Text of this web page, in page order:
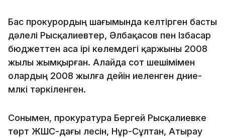
Бас прокурордың шағымында келтірген басты
дәлелі Рысқалиевтер, Әлбақасов пен Ізбасар
бюджеттен аса ірі көлемдегі қаржыны 2008
жылы жымқырған. Алайда сот шешімімен
олардың 2008 жылға дейін иеленген дүние-
мүлкі тәркіленген.
Сонымен, прокуратура Бергей Рысқалиевке
төрт ЖШС-дағы үлесін, Нұр-Сұлтан, Атырау